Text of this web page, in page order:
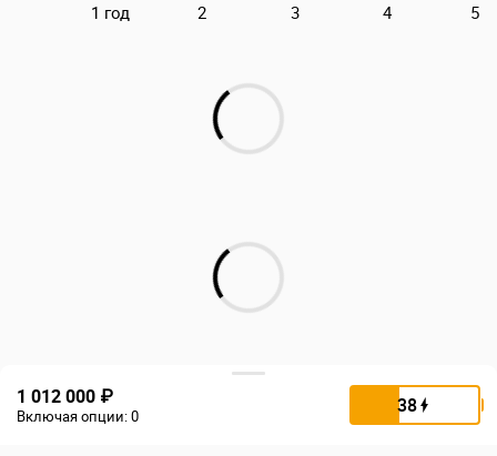
1 год 2 3 4 5
1 012 000 ₽
Включая опции:0 38